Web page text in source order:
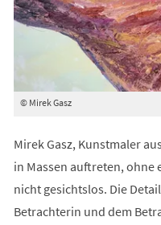
© Mirek Gasz
Mirek Gasz, Kunstmaler
in Massen auftreten, ohne
nicht gesichtslos. Die
Betrachterin und dem